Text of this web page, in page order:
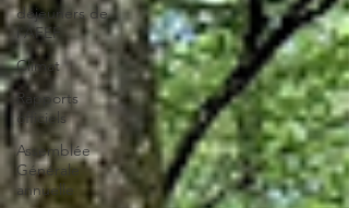
déjeuners de
l'AFEF
Climat
Rapports
officiels
Assemblée
Générale
annuelle